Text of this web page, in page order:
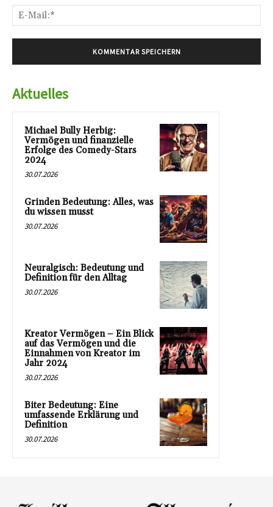
Aktuelles
Michael Bully Herbig:
Vermögen und finanzielle
Erfolge des Comedy-Stars
2024
30.07.2026
Grinden Bedeutung: Alles, was
du wissen musst
30.07.2026
Neuralgisch: Bedeutung und
Definition für den Alltag
30.07.2026
Kreator Vermögen – Ein Blick
auf das Vermögen und die
Einnahmen von Kreator im
Jahr 2024
30.07.2026
Biter Bedeutung: Eine
umfassende Erklärung und
Definition
30.07.2026